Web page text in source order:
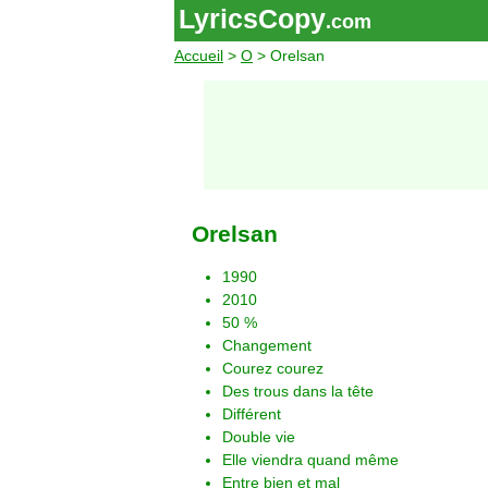
LyricsCopy.com
Accueil > O > Orelsan
Orelsan
1990
2010
50 %
Changement
Courez courez
Des trous dans la tête
Différent
Double vie
Elle viendra quand même
Entre bien et mal